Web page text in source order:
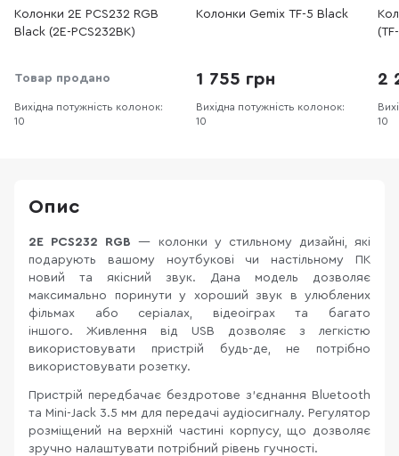
Колонки 2E PCS232 RGB
Black (2E-PCS232BK)
Товар продано
Вихідна потужність колонок:
10
Колонки Gemix TF-5 Black
1 755 грн
Вихідна потужність колонок:
10
2
10
Опис
2E PCS232 RGB— колонки у стильному дизайні, які
подарують вашому ноутбукові чи настільному ПК
новий та якісний звук. Дана модель дозволяє
максимально поринути у хороший звук в улюблених
фільмах або серіалах, відеоіграх та багато
іншого. Живлення від USB дозволяє з легкістю
використовувати пристрій будь-де, не потрібно
використовувати розетку.
Пристрій передбачає бездротове з'єднання Bluetooth
та Mini-Jack 3.5 мм для передачі аудіосигналу. Регулятор
розміщений на верхній частині корпусу, що дозволяє
зручно налаштувати потрібний рівень гучності.